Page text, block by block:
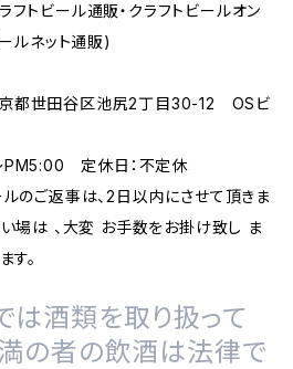
トビール通販・クラフトビールオン
ルネット通販)
都世田谷区池尻2丁目30-12 OSビ
PM5:00 定休日：不定休
のご返事は、2日以内にさせて頂きま
場は 、大変 お手数をお掛け致し ま
す。
は酒類を取り扱って
の者の飲酒は法律で